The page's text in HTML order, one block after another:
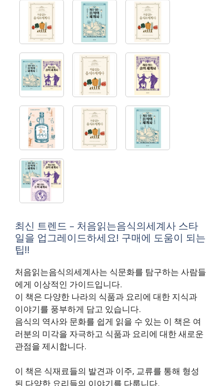
최신 트렌드 – 처음읽는음식의세계사 스타
일을 업그레이드하세요! 구매에 도움이 되는
팁!!
처음읽는음식의세계사는 식문화를 탐구하는 사람들
에게 이상적인 가이드입니다.
이 책은 다양한 나라의 식품과 요리에 대한 지식과
이야기를 풍부하게 담고 있습니다.
음식의 역사와 문화를 쉽게 읽을 수 있는 이 책은 여
러분의 미각을 자극하고 식품과 요리에 대한 새로운
관점을 제시합니다.
이 책은 식재료들의 발견과 이주, 교류를 통해 형성
된 다양한 요리들의 이야기를 다룹니다.